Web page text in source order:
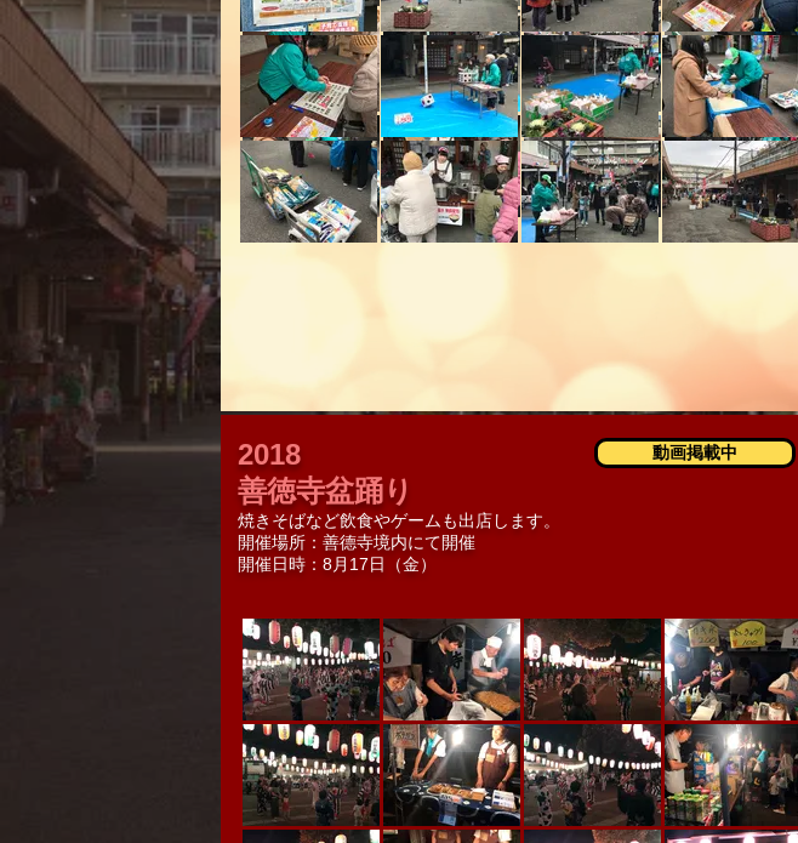
2018
善徳寺盆踊り
焼きそばなど飲食やゲームも出店します。
開催場所：善德寺境内にて開催
開催日時：8月17日（金）
動画掲載中